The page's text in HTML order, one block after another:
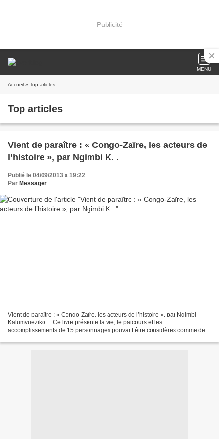
Publicité
MENU
Accueil » Top articles
Top articles
Vient de paraître : « Congo-Zaïre, les acteurs de
l’histoire », par Ngimbi K. .
Publié le 04/09/2013 à 19:22
Par Messager
Vient de paraître : « Congo-Zaïre, les acteurs de l’histoire », par Ngimbi
Kalumvueziko . . Ce livre présente la vie, le parcours et les
accomplissements de 15 personnages pouvant être considères comme des